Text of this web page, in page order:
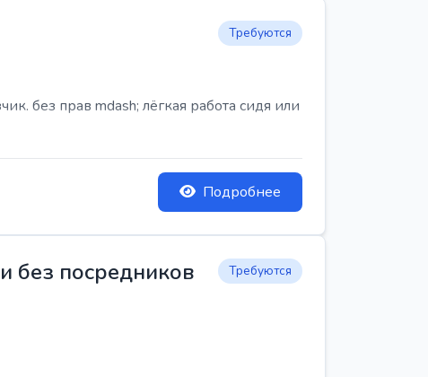
Требуются
без прав mdash; лёгкая работа сидя или
Подробнее
без посредников Требуются